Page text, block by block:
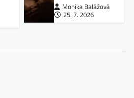
Monika Balážová
25. 7. 2026